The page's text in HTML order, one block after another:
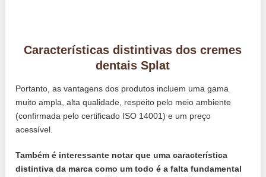
Características distintivas dos cremes
dentais Splat
Portanto, as vantagens dos produtos incluem uma gama
muito ampla, alta qualidade, respeito pelo meio ambiente
(confirmada pelo certificado ISO 14001) e um preço
acessível.
Também é interessante notar que uma característica
distintiva da marca como um todo é a falta fundamental